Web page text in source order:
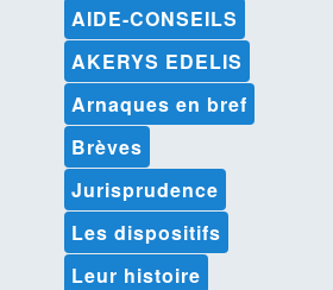
AIDE-CONSEILS
AKERYS EDELIS
Arnaques en bref
Brèves
Jurisprudence
Les dispositifs
Leur histoire